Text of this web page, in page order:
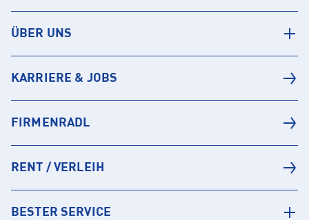
ÜBER UNS
KARRIERE & JOBS
FIRMENRADL
RENT / VERLEIH
BESTER SERVICE